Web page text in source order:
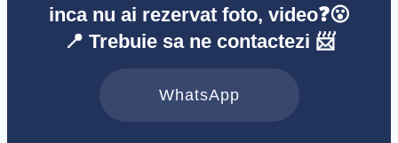
inca nu ai rezervat foto, video❓😮
📍 Trebuie sa ne contactezi 📨
WhatsApp